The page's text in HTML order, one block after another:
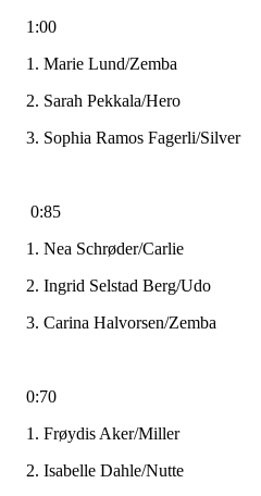
1:00
1. Marie Lund/Zemba
2. Sarah Pekkala/Hero
3. Sophia Ramos Fagerli/Silver
0:85
1. Nea Schrøder/Carlie
2. Ingrid Selstad Berg/Udo
3. Carina Halvorsen/Zemba
0:70
1. Frøydis Aker/Miller
2. Isabelle Dahle/Nutte